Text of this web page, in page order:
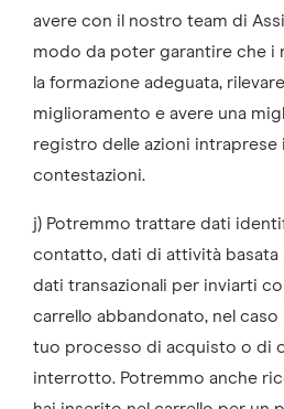
avere con il nostro team di
modo da poter garantire che i
la formazione adeguata,
miglioramento e avere una
registro delle azioni intraprese
contestazioni.
j) Potremmo trattare dati
contatto, dati di attività basata
dati transazionali per inviarti
carrello abbandonato, nel caso
tuo processo di acquisto o di
interrotto. Potremmo anche